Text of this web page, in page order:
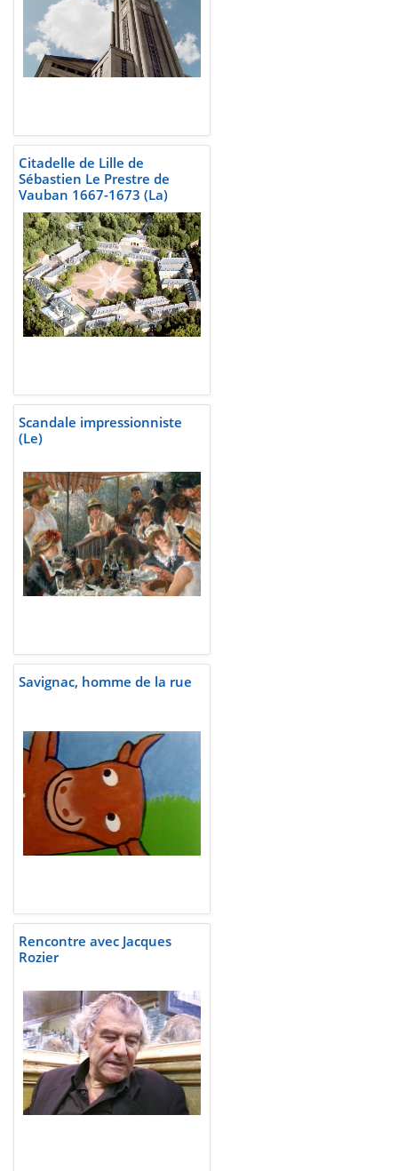
Citadelle de Lille de
Sébastien Le Prestre de
Vauban 1667-1673 (La)
Scandale impressionniste
(Le)
Savignac, homme de la rue
Rencontre avec Jacques
Rozier